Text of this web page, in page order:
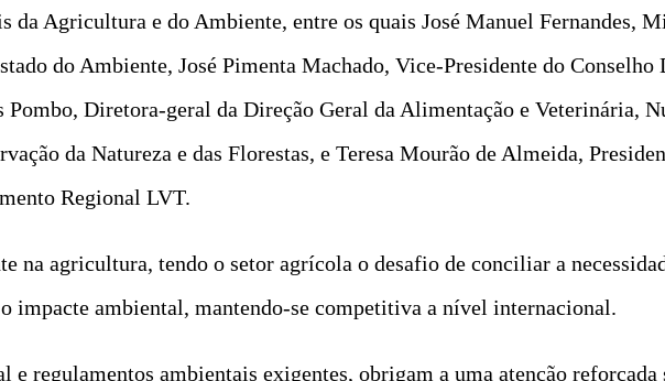
da Agricultura e do Ambiente, entre os quais José Manuel Fernandes,
do Ambiente, José Pimenta Machado, Vice-Presidente do
Pombo, Diretora-geral da Direção Geral da Alimentação e Veterinária,
da Natureza e das Florestas, e Teresa Mourão de Almeida,
Regional LVT.
na agricultura, tendo o setor agrícola o desafio de conciliar a
impacte ambiental, mantendo-se competitiva a nível internacional.
e regulamentos ambientais exigentes, obrigam a uma atenção